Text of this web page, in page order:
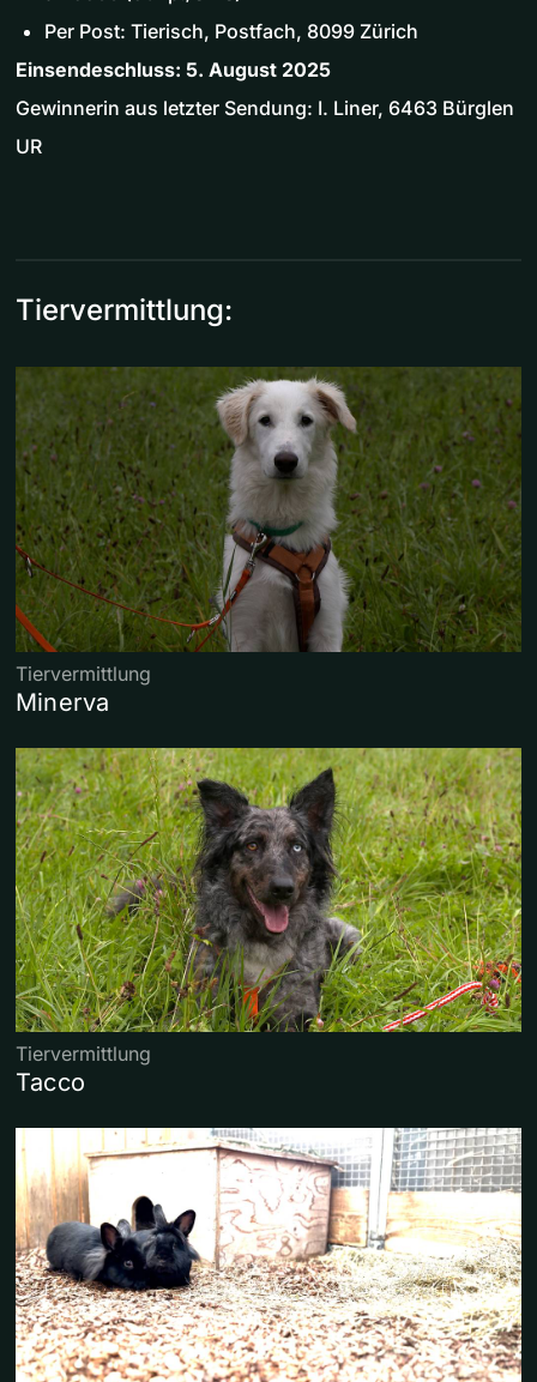
Per Post: Tierisch, Postfach, 8099 Zürich
Einsendeschluss: 5. August 2025
Gewinnerin aus letzter Sendung: I. Liner, 6463 Bürglen
UR
Tiervermittlung:
Tiervermittlung
Minerva
Tiervermittlung
Tacco